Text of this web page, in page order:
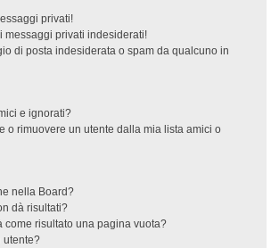
privati!
messaggi privati indesiderati!
di posta indesiderata o spam da qualcuno in
e ignorati?
o rimuovere un utente dalla mia lista amici o
nella Board?
dà risultati?
come risultato una pagina vuota?
utente?